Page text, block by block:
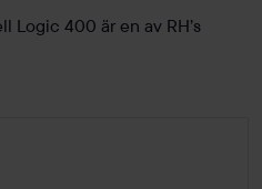
Logic 400 är en av RH’s